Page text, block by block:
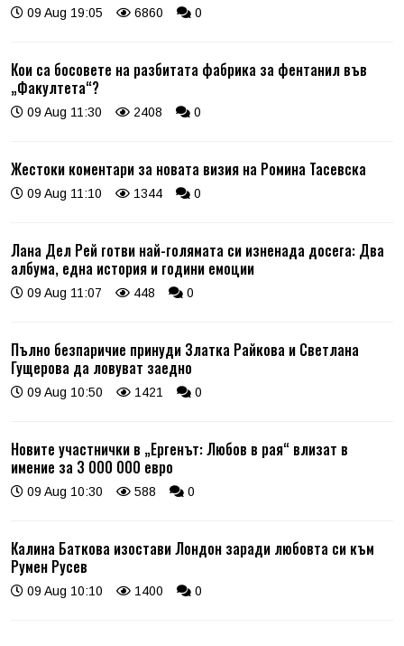
09 Aug 19:05 6860 0
Кои са босовете на разбитата фабрика за фентанил във
„Факултета“?
09 Aug 11:30 2408 0
Жестоки коментари за новата визия на Ромина Тасевска
09 Aug 11:10 1344 0
Лана Дел Рей готви най-голямата си изненада досега: Два
албума, една история и години емоции
09 Aug 11:07 448 0
Пълно безпаричие принуди Златка Райкова и Светлана
Гущерова да ловуват заедно
09 Aug 10:50 1421 0
Новите участнички в „Ергенът: Любов в рая“ влизат в
имение за 3 000 000 евро
09 Aug 10:30 588 0
Калина Баткова изостави Лондон заради любовта си към
Румен Русев
09 Aug 10:10 1400 0